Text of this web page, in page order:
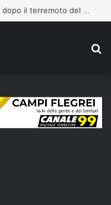
Pozzuoli, chiuso il plesso Marconi dopo il terremoto del 31 luglio: edificio dichiarato inagibile